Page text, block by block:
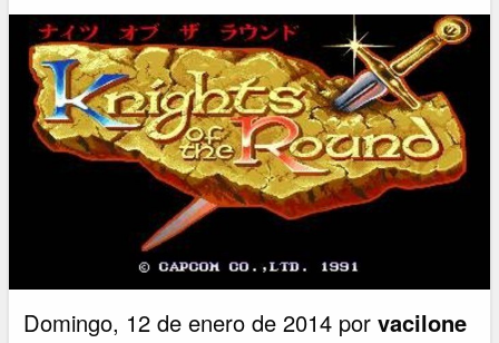
Domingo, 12 de enero de 2014 porvacilone